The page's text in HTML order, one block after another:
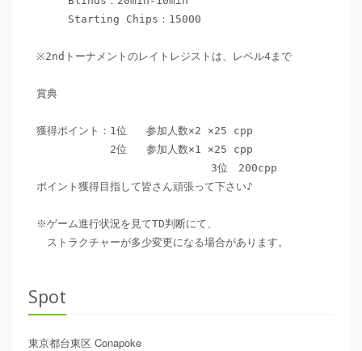
Starting Chips：15000
※2ndトーナメントのレイトレジストは、レベル4まで
賞典
獲得ポイント：1位   参加人数×2 ×25 cpp
2位   参加人数×1 ×25 cpp
ポイント獲得目指して皆さん頑張って下さい♪
※ゲーム進行状況を見てTD判断にて、
Spot
東京都台東区 Conapoke